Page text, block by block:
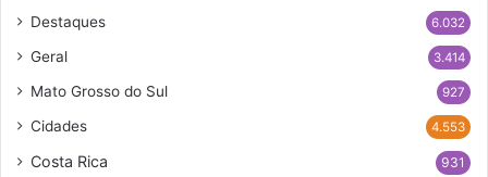
Destaques 6.032
Geral 3.414
Mato Grosso do Sul 927
Cidades 4.553
Costa Rica 931